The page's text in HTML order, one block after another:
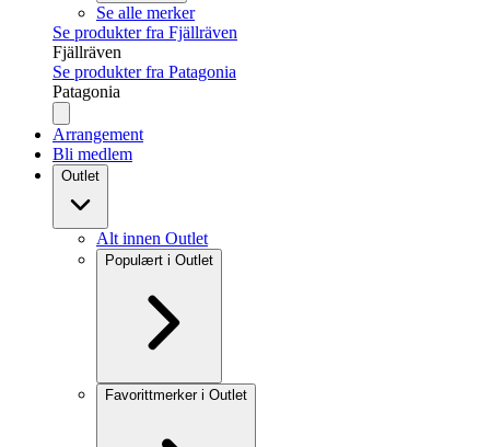
Se alle merker
Se produkter fra Fjällräven
Fjällräven
Se produkter fra Patagonia
Patagonia
Arrangement
Bli medlem
Outlet
Alt innen Outlet
Populært i Outlet
Favorittmerker i Outlet